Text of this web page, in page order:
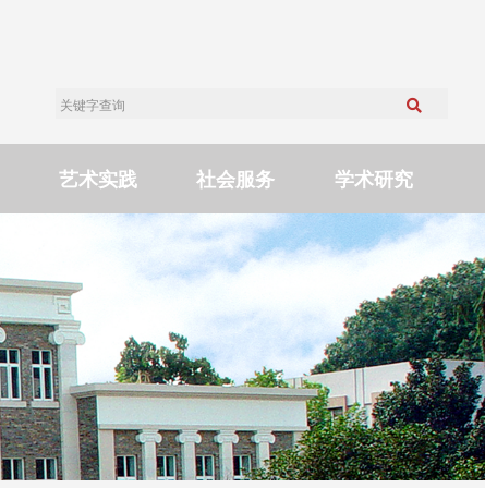
艺术实践 社会服务 学术研究